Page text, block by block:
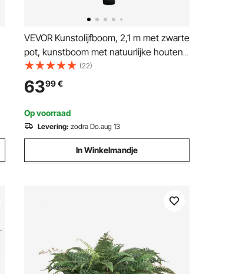
VEVOR Kunstolijfboom, 2,1 m met zwarte
pot, kunstboom met natuurlijke houten
stam en realistische groene bladeren en
vruchten, kunstplant voor binnen, thuis,
op kantoor en in de woonkamer
(22)
6399€
Op voorraad
Levering: zodra Do.aug 13
In Winkelmandje